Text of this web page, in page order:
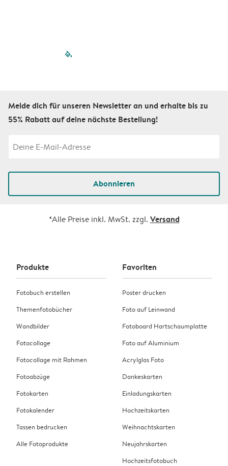
filled-pagination
Melde dich für unseren Newsletter an und erhalte bis zu
55% Rabatt auf deine nächste Bestellung!
Abonnieren
*Alle Preise inkl. MwSt. zzgl. Versand
Produkte
Fotobuch erstellen
Themenfotobücher
Wandbilder
Fotocollage
Fotocollage mit Rahmen
Fotoabzüge
Fotokarten
Fotokalender
Tassen bedrucken
Alle Fotoprodukte
Favoriten
Poster drucken
Foto auf Leinwand
Fotoboard Hartschaumplatte
Foto auf Aluminium
Acrylglas Foto
Dankeskarten
Einladungskarten
Hochzeitskarten
Weihnachtskarten
Neujahrskarten
Hochzeitsfotobuch